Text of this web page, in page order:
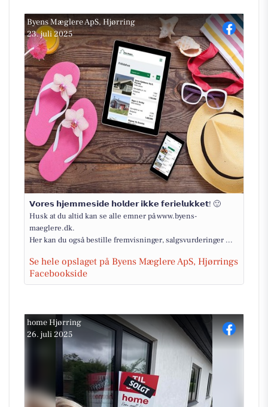
Byens Mæglere ApS, Hjørring
23. juli 2025
𝗩𝗼𝗿𝗲𝘀 𝗵𝗷𝗲𝗺𝗺𝗲𝘀𝗶𝗱𝗲 𝗵𝗼𝗹𝗱𝗲𝗿 𝗶𝗸𝗸𝗲 𝗳𝗲𝗿𝗶𝗲𝗹𝘂𝗸𝗸𝗲𝘁! 🙂
Husk at du altid kan se alle emner på www.byens-
maeglere.dk.
Her kan du også bestille fremvisninger, salgsvurderinger ...
Se hele opslaget på Byens Mæglere ApS, Hjørrings
Facebookside
home Hjørring
26. juli 2025